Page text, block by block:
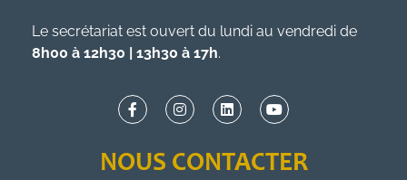
Le secrétariat est ouvert du lundi au vendredi de
8h00 à 12h30 | 13h30 à 17h.
NOUS CONTACTER